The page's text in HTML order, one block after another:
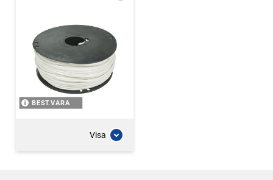
BEST.VARA
Visa